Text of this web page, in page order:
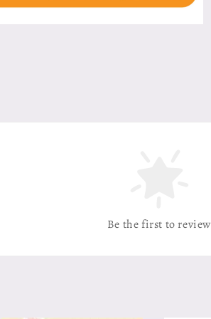
Be the first to review